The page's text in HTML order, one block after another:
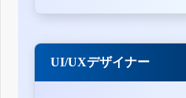
UI/UXデザイナー